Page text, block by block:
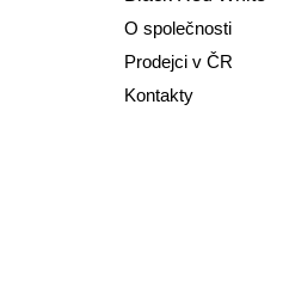
O společnosti
Prodejci v ČR
Kontakty